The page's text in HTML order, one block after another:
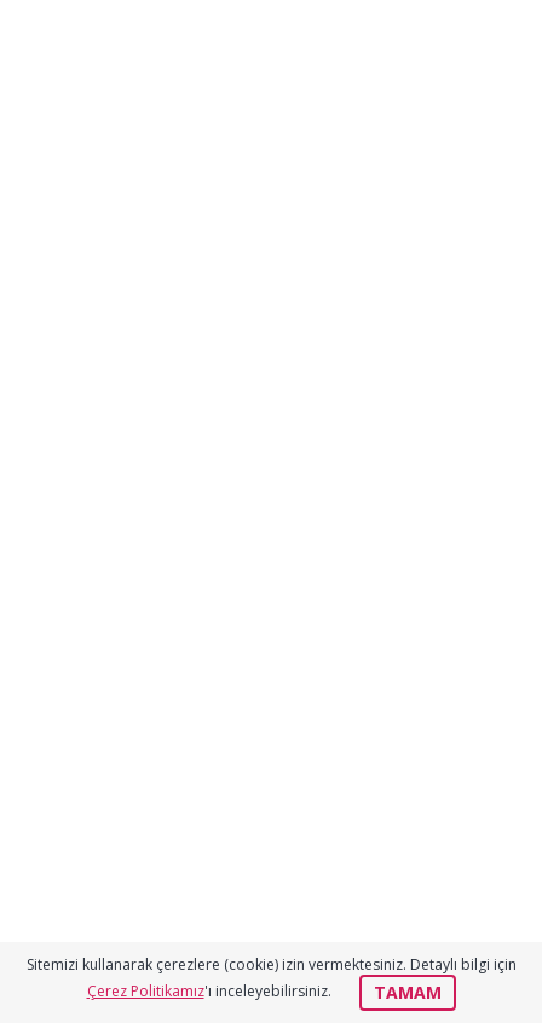
Sitemizi kullanarak çerezlere (cookie) izin vermektesiniz. Detaylı bilgi için
Çerez Politikamız'ı inceleyebilirsiniz. TAMAM